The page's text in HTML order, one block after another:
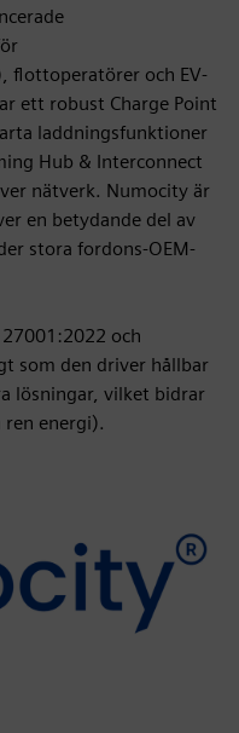
flottoperatörer och EV-
ett robust Charge Point
laddningsfunktioner
Hub & Interconnect
nätverk. Numocity är
en betydande del av
stora fordons-OEM-
och
som den driver hållbar
lösningar, vilket bidrar
energi).